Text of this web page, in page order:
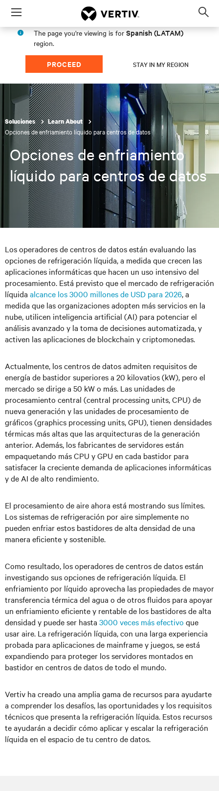
Menu
The page you're viewing is for Spanish (LATAM)
region.
PROCEED STAY IN MY REGION
Soluciones Learn About
Opciones de enfriamiento líquido para centros de datos
Opciones de enfriamiento
líquido para centros de datos
Los operadores de centros de datos están evaluando las
opciones de refrigeración líquida, a medida que crecen las
aplicaciones informáticas que hacen un uso intensivo del
procesamiento. Está previsto que el mercado de refrigeración
líquida alcance los 3000 millones de USD para 2026, a
medida que las organizaciones adopten más servicios en la
nube, utilicen inteligencia artificial (AI) para potenciar el
análisis avanzado y la toma de decisiones automatizada, y
activen las aplicaciones de blockchain y criptomonedas.
Actualmente, los centros de datos admiten requisitos de
energía de bastidor superiores a 20 kilovatios (kW), pero el
mercado se dirige a 50 kW o más. Las unidades de
procesamiento central (central processing units, CPU) de
nueva generación y las unidades de procesamiento de
gráficos (graphics processing units, GPU), tienen densidades
térmicas más altas que las arquitecturas de la generación
anterior. Además, los fabricantes de servidores están
empaquetando más CPU y GPU en cada bastidor para
satisfacer la creciente demanda de aplicaciones informáticas
y de AI de alto rendimiento.
El procesamiento de aire ahora está mostrando sus límites.
Los sistemas de refrigeración por aire simplemente no
pueden enfriar estos bastidores de alta densidad de una
manera eficiente y sostenible.
Como resultado, los operadores de centros de datos están
investigando sus opciones de refrigeración líquida. El
enfriamiento por líquido aprovecha las propiedades de mayor
transferencia térmica del agua o de otros fluidos para apoyar
un enfriamiento eficiente y rentable de los bastidores de alta
densidad y puede ser hasta 3000 veces más efectivo que
usar aire. La refrigeración líquida, con una larga experiencia
probada para aplicaciones de mainframe y juegos, se está
expandiendo para proteger los servidores montados en
bastidor en centros de datos de todo el mundo.
Vertiv ha creado una amplia gama de recursos para ayudarte
a comprender los desafíos, las oportunidades y los requisitos
técnicos que presenta la refrigeración líquida. Estos recursos
te ayudarán a decidir cómo aplicar y escalar la refrigeración
líquida en el espacio de tu centro de datos.